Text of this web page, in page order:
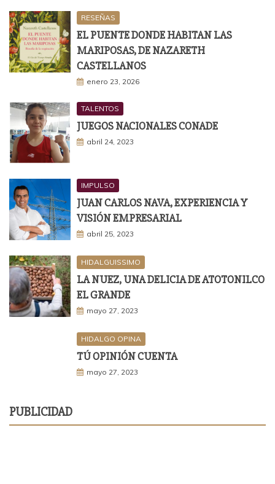
RESEÑAS
EL PUENTE DONDE HABITAN LAS
MARIPOSAS, DE NAZARETH
CASTELLANOS
enero 23, 2026
TALENTOS
JUEGOS NACIONALES CONADE
abril 24, 2023
IMPULSO
JUAN CARLOS NAVA, EXPERIENCIA Y
VISIÓN EMPRESARIAL
abril 25, 2023
HIDALGUISSIMO
LA NUEZ, UNA DELICIA DE ATOTONILCO
EL GRANDE
mayo 27, 2023
HIDALGO OPINA
TÚ OPINIÓN CUENTA
mayo 27, 2023
PUBLICIDAD